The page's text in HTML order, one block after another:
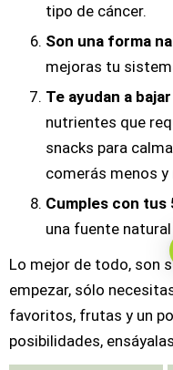
tipo de cáncer.
Son una forma
mejoras tu
Te ayudan a
nutrientes que
snacks para
comerás menos
Cumples con tus
una fuente
Lo mejor de todo, son
empezar, sólo
favoritos, frutas y un
posibilidades,